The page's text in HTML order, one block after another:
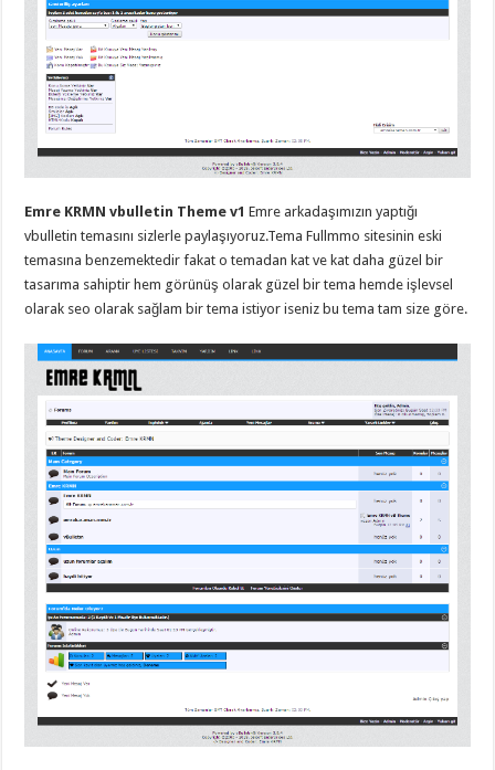
gaziantep
taşımacılık,
gaziantep
taşımacılık,
evden
taşımacılık
evden
taşımacılık
gaziantep
asansörlü
taşıma,
gaziantep
taşımacılık,
gaziantep
organizasyon,
gaziantep
organizasyon
gaziantep
organizasyon,
gaziantep
organizasyon,
gaziantep
organizasyon,
gaziantep
organizasyon,
gaziantep
palyaço,
twitter
takipçi
hilesi,
Emre KRMN vbulletin Theme v1Emre arkadaşımızın yaptığı
vbulletin temasını sizlerle paylaşıyoruz.Tema Fullmmo sitesinin eski
temasına benzemektedir fakat o temadan kat ve kat daha güzel bir
tasarıma sahiptir hem görünüş olarak güzel bir tema hemde işlevsel
olarak seo olarak sağlam bir tema istiyor iseniz bu tema tam size göre.